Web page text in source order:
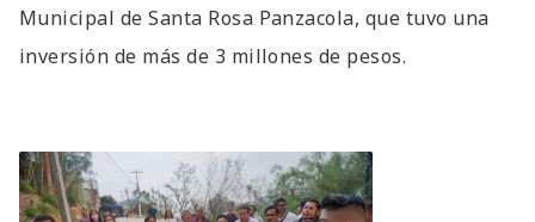
Municipal de Santa Rosa Panzacola, que tuvo una
inversión de más de 3 millones de pesos.